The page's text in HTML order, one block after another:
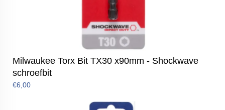
Milwaukee Torx Bit TX30 x90mm - Shockwave
schroefbit
€6,00